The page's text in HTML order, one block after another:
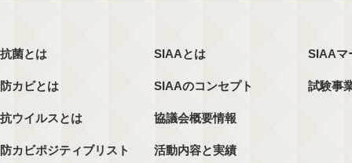
抗菌とは
防カビとは
抗ウイルスとは
防カビポジティブリスト
SIAAとは
SIAAのコンセプト
協議会概要情報
活動内容と実績
SIAAマ
試験事